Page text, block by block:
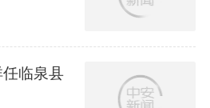
临泉县